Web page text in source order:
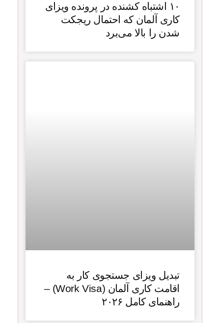
۱۰ اشتباه کشنده در پرونده ویزای
کاری آلمان که احتمال ریجکت
شدن را بالا می‌برد
تبدیل ویزای جستجوی کار به
اقامت کاری آلمان (Work Visa) –
راهنمای کامل ۲۰۲۶